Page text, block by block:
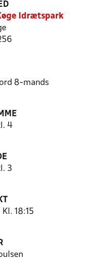
Idrætspark
8-mands
4
3
18:15